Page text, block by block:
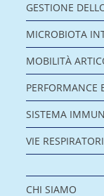
GESTIONE
MICROBIOTA
MOBILITÀ
PERFORMANCE
SISTEMA
VIE
CHI SIAMO